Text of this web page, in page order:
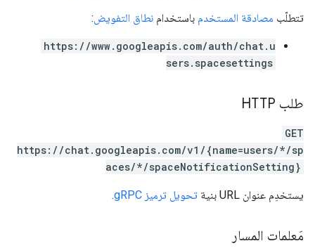
تتطلّب مصادقة المستخدم باستخدام نطاق التفويض:
https://www.googleapis.com/auth/chat.u
sers.spacesettings
طلب HTTP
GET
https://chat.googleapis.com/v1/{name=users/*/sp
aces/*/spaceNotificationSetting}
يستخدِم عنوان URL بنية تحويل ترميز gRPC .
مَعلمات المسار